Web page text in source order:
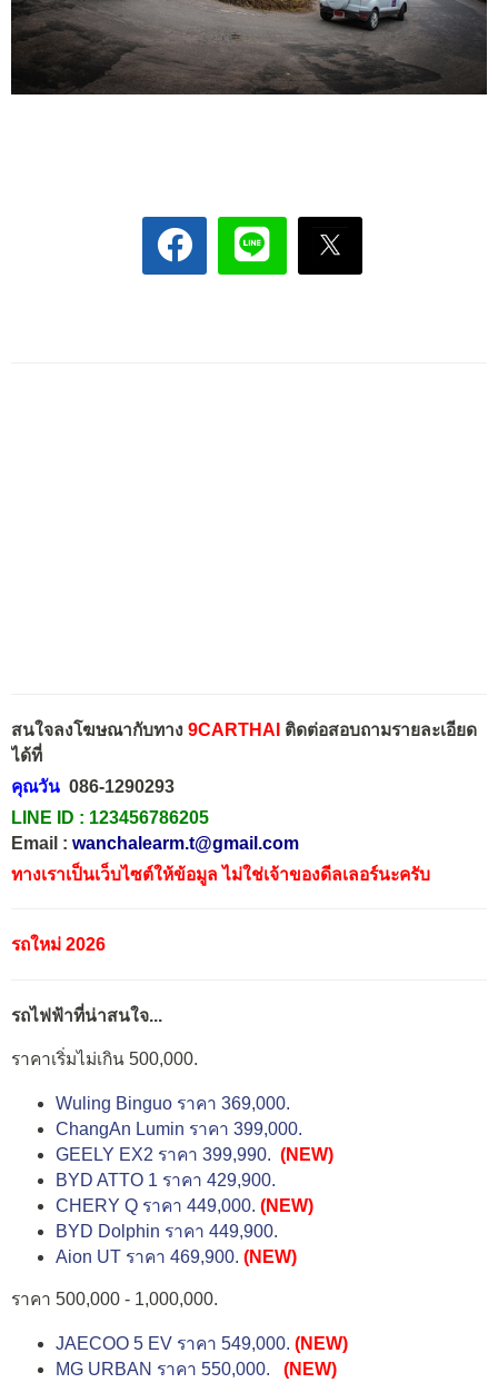
สนใจลงโฆษณากับทาง 9CARTHAI ติดต่อสอบถามรายละเอียด
ได้ที่
คุณวัน 086-1290293
LINE ID : 123456786205
Email : wanchalearm.t@gmail.com
ทางเราเป็นเว็บไซต์ให้ข้อมูล ไม่ใช่เจ้าของดีลเลอร์นะครับ
รถใหม่ 2026
รถไฟฟ้าที่น่าสนใจ...
ราคาเริ่มไม่เกิน 500,000.
Wuling Binguo ราคา 369,000.
ChangAn Lumin ราคา 399,000.
GEELY EX2 ราคา 399,990. (NEW)
BYD ATTO 1 ราคา 429,900.
CHERY Q ราคา 449,000. (NEW)
BYD Dolphin ราคา 449,900.
Aion UT ราคา 469,900. (NEW)
ราคา 500,000 - 1,000,000.
JAECOO 5 EV ราคา 549,000. (NEW)
MG URBAN ราคา 550,000.
(NEW)